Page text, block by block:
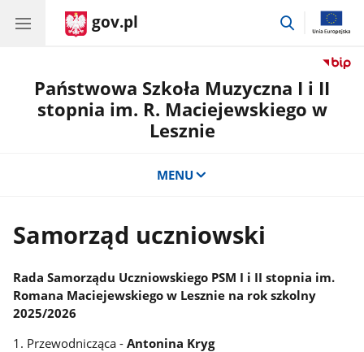
gov.pl
przejdź
Państwowa Szkoła Muzyczna I i II
stopnia im. R. Maciejewskiego w
Lesznie
MENU
Samorząd uczniowski
Rada Samorządu Uczniowskiego PSM I i II stopnia im.
Romana Maciejewskiego w Lesznie na rok szkolny
2025/2026
1. Przewodnicząca -Antonina Kryg